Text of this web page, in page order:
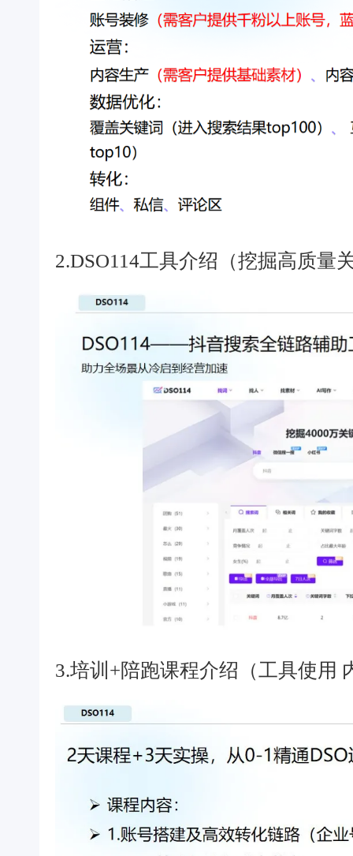
2.DSO114工具介绍（挖掘高质量
3.培训+陪跑课程介绍（工具使用